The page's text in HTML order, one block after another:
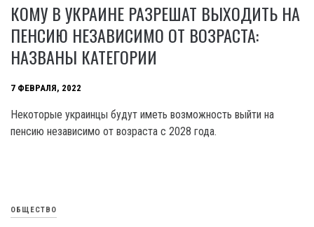
КОМУ В УКРАИНЕ РАЗРЕШАТ ВЫХОДИТЬ НА
ПЕНСИЮ НЕЗАВИСИМО ОТ ВОЗРАСТА:
НАЗВАНЫ КАТЕГОРИИ
7 ФЕВРАЛЯ, 2022
Некоторые украинцы будут иметь возможность выйти на
пенсию независимо от возраста с 2028 года.
ОБЩЕСТВО